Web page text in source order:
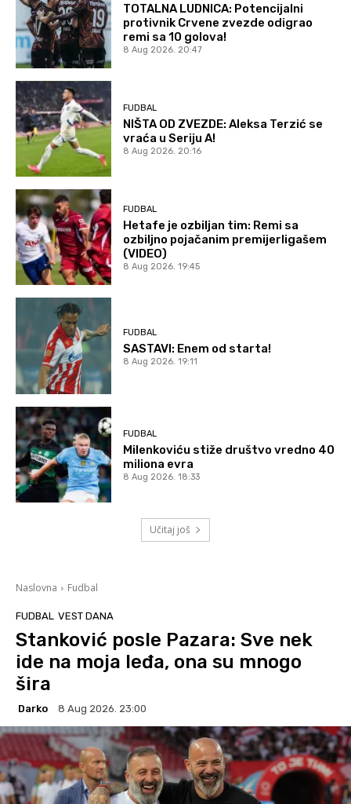
TOTALNA LUDNICA: Potencijalni
protivnik Crvene zvezde odigrao
remi sa 10 golova!
8 Aug 2026. 20:47
FUDBAL
NIŠTA OD ZVEZDE: Aleksa Terzić se
vraća u Seriju A!
8 Aug 2026. 20:16
FUDBAL
Hetafe je ozbiljan tim: Remi sa
ozbiljno pojačanim premijerligašem
(VIDEO)
8 Aug 2026. 19:45
FUDBAL
SASTAVI: Enem od starta!
8 Aug 2026. 19:11
FUDBAL
Milenkoviću stiže društvo vredno 40
miliona evra
8 Aug 2026. 18:33
Učitaj još